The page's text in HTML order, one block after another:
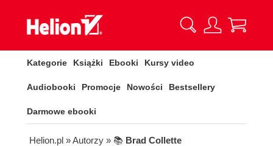
Kategorie Książki Ebooki Kursy video
Audiobooki Promocje Nowości Bestsellery
Darmowe ebooki
Helion.pl » Autorzy » 📚 Brad Collette